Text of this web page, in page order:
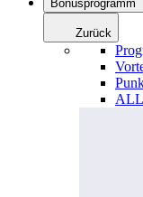
Bonusprogramm
Zurück
ALL